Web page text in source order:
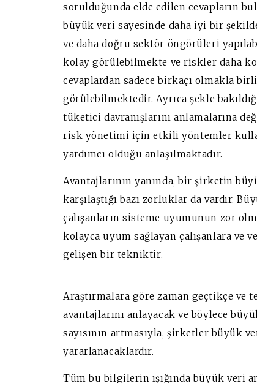
sorulduğunda elde edilen cevapların
büyük veri sayesinde daha iyi bir
ve daha doğru sektör öngörüleri
kolay görülebilmekte ve riskler daha
cevaplardan sadece birkaçı olmakla
görülebilmektedir. Ayrıca şekle
tüketici davranışlarını anlamalarına
risk yönetimi için etkili yöntemler
yardımcı olduğu anlaşılmaktadır.
Avantajlarının yanında, bir şirketin
karşılaştığı bazı zorluklar da vardır.
çalışanların sisteme uyumunun zor
kolayca uyum sağlayan çalışanlara ve
gelişen bir tekniktir.
Araştırmalara göre zaman geçtikçe
avantajlarını anlayacak ve böylece
sayısının artmasıyla, şirketler büyük
yararlanacaklardır.
Tüm bu bilgilerin ışığında büyük veri